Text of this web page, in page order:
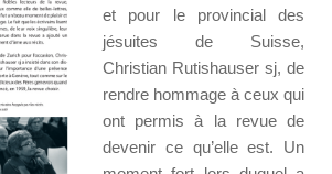
et pour le provincial des
jésuites de Suisse,
Christian Rutishauser sj, de
rendre hommage à ceux qui
ont permis à la revue de
devenir ce qu’elle est. Un